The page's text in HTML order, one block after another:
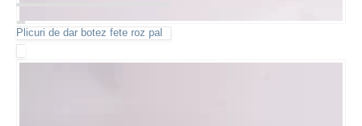
Plicuri de dar botez fete roz pal